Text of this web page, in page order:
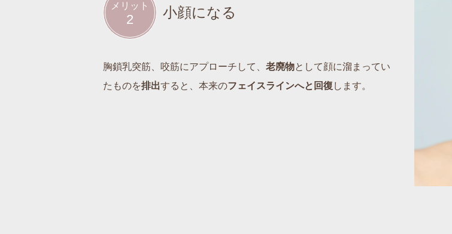
メリット
2 小顔になる
胸鎖乳突筋、咬筋にアプローチして、 老廃物として顔に溜まってい
たものを排出すると、本来のフェイスラインへと回復 します。